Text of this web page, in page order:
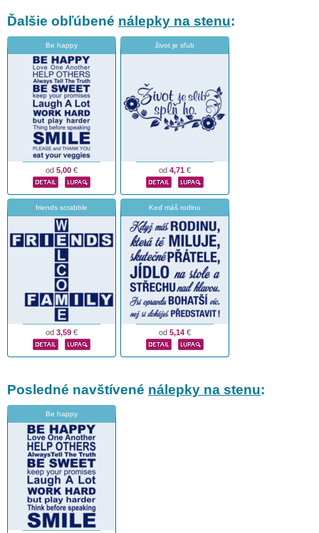
Ďalšie obľúbené nálepky na stenu:
Be happy
od 5,00 €
život je sľub
od 4,71 €
friends scrabble
od 3,59 €
Keď máš rodinu
od 5,14 €
Posledné navštívené nálepky na stenu:
Be happy